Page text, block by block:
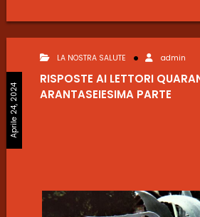
Aprile 24, 2024
LA NOSTRA SALUTE admin
RISPOSTE AI LETTORI
ARANTASEIESIMA PARTE